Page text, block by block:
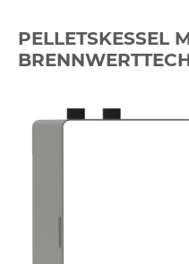
PELLETSKESSEL